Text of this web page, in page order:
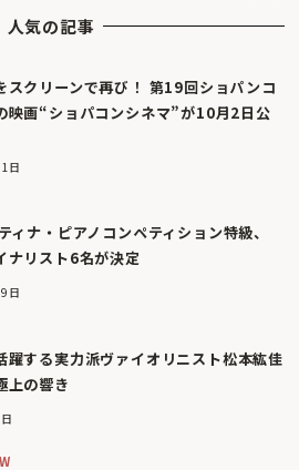
人気の記事
スクリーンで再び！ 第19回ショパンコ
映画“ショパコンシネマ”が10月2日公
日
ィナ・ピアノコンペティション特級、
ナリスト6名が決定
日
躍する実力派ヴァイオリニスト松本紘佳
上の響き